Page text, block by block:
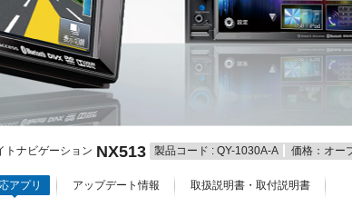
トナビゲーション NX513 製品コード : QY-1030A-A 価格：オー
アプリ アップデート情報 取扱説明書・取付説明書